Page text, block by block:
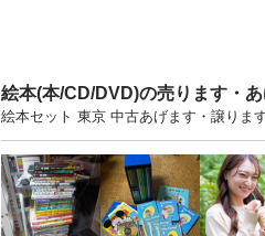
絵本(本/CD/DVD)の売ります・
絵本セット 東京 中古あげます・譲りま